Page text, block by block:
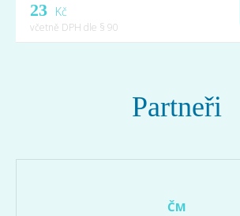
23 Kč
včetně DPH dle § 90
Partneři
ČM